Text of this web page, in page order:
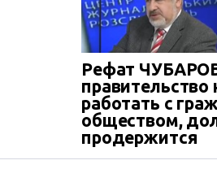
Рефат
правительство
работать с
обществом,
продержится